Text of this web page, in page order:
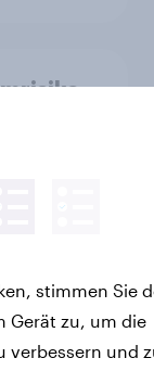
liegt
Druck:
seit
stimmen Sie
Gerät zu, um die
verbessern und